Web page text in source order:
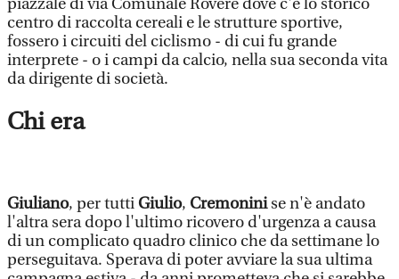
piazzale di via Comunale Rovere dove c'è lo storico
centro di raccolta cereali e le strutture sportive,
fossero i circuiti del ciclismo - di cui fu grande
interprete - o i campi da calcio, nella sua seconda vita
da dirigente di società.
Chi era
Giuliano, per tuttiGiulio, Cremoninise n'è andato
l'altra sera dopo l'ultimo ricovero d'urgenza a causa
di un complicato quadro clinico che da settimane lo
perseguitava. Sperava di poter avviare la sua ultima